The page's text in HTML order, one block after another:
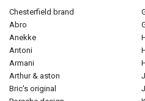
chesterfield brand
abro
anekke
antoni
armani
arthur & aston
bric's original